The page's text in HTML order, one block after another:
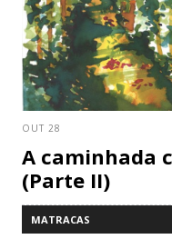
OUT 28
A caminhada
(Parte II)
MATRACAS